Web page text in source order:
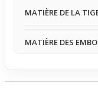
styles tout en
éclairera votre
MATIÈRE DE LA
MATIÈRE DES